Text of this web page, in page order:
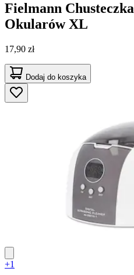
Fielmann
Okularów XL
17,90 zł
Dodaj do koszyka
+1